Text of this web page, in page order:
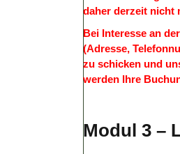
daher derzeit nicht
Bei Interesse an
(Adresse,
zu schicken und
werden Ihre
Modul 3 –